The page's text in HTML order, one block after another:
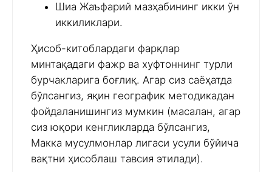
Шиа Жаъфарий мазҳабининг икки ўн
иккиликлари.
Ҳисоб-китоблардаги фарқлар
минтақадаги фажр ва хуфтоннинг турли
бурчакларига боғлиқ. Агар сиз саёҳатда
бўлсангиз, яқин географик методикадан
фойдаланишингиз мумкин (масалан, агар
сиз юқори кенгликларда бўлсангиз,
Макка мусулмонлар лигаси усули бўйича
вақтни ҳисоблаш тавсия этилади).